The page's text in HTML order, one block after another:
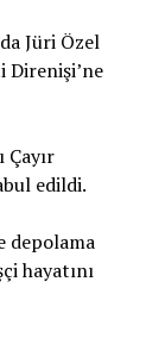
Jüri Özel
Direnişi’ne
Çayır
edildi.
depolama
hayatını